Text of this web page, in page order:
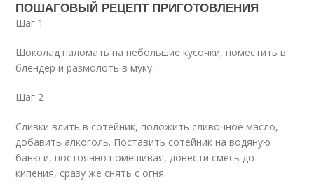
ПОШАГОВЫЙ РЕЦЕПТ ПРИГОТОВЛЕНИЯ
Шаг 1
Шоколад наломать на небольшие кусочки, поместить в
блендер и размолоть в муку.
Шаг 2
Сливки влить в сотейник, положить сливочное масло,
добавить алкоголь. Поставить сотейник на водяную
баню и, постоянно помешивая, довести смесь до
кипения, сразу же снять с огня.